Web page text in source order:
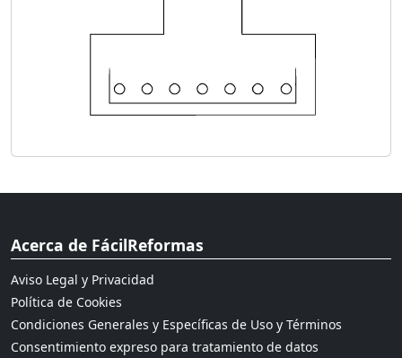
Acerca de FácilReformas
Aviso Legal y Privacidad
Política de Cookies
Condiciones Generales y Específicas de Uso y Términos
Consentimiento expreso para tratamiento de datos